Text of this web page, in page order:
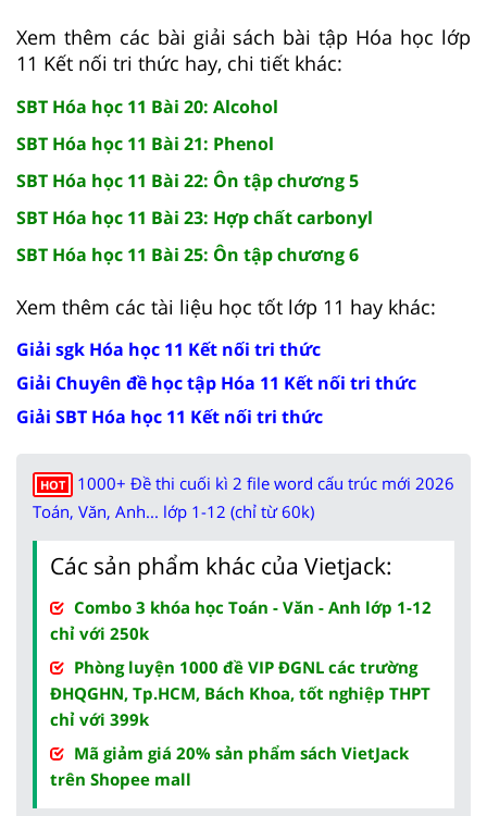
Xem thêm các bài giải sách bài tập Hóa học lớp
11 Kết nối tri thức hay, chi tiết khác:
SBT Hóa học 11 Bài 20: Alcohol
SBT Hóa học 11 Bài 21: Phenol
SBT Hóa học 11 Bài 22: Ôn tập chương 5
SBT Hóa học 11 Bài 23: Hợp chất carbonyl
SBT Hóa học 11 Bài 25: Ôn tập chương 6
Xem thêm các tài liệu học tốt lớp 11 hay khác:
Giải sgk Hóa học 11 Kết nối tri thức
Giải Chuyên đề học tập Hóa 11 Kết nối tri thức
Giải SBT Hóa học 11 Kết nối tri thức
HOT
1000+ Đề thi cuối kì 2 file word cấu trúc mới 2026
Toán, Văn, Anh... lớp 1-12 (chỉ từ 60k)
Các sản phẩm khác của Vietjack:
Combo 3 khóa học Toán - Văn - Anh lớp 1-12
chỉ với 250k
Phòng luyện 1000 đề VIP ĐGNL các trường
ĐHQGHN, Tp.HCM, Bách Khoa, tốt nghiệp THPT
chỉ với 399k
Mã giảm giá 20% sản phẩm sách VietJack
trên Shopee mall